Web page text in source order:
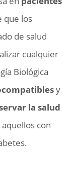
que los
de salud
cualquier
Biológica
y
la salud
con